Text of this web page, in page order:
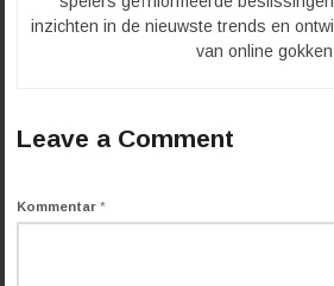
inzichten in de nieuwste trends en
van online
Leave a Comment
Kommentar *